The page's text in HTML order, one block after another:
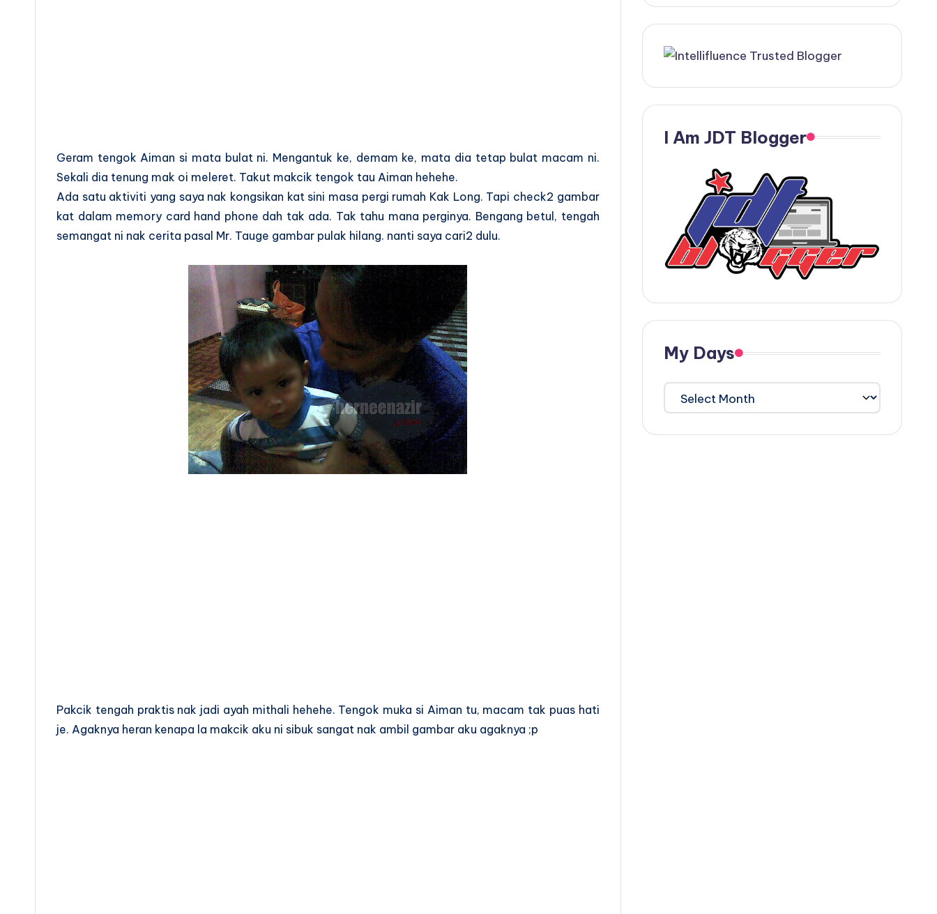
Geram tengok Aiman si mata bulat ni. Mengantuk ke, demam ke, mata dia tetap bulat macam ni.
Sekali dia tenung mak oi meleret. Takut makcik tengok tau Aiman hehehe.
Ada satu aktiviti yang saya nak kongsikan kat sini masa pergi rumah Kak Long. Tapi check2 gambar
kat dalam memory card hand phone dah tak ada. Tak tahu mana perginya. Bengang betul, tengah
semangat ni nak cerita pasal Mr. Tauge gambar pulak hilang. nanti saya cari2 dulu.
Pakcik tengah praktis nak jadi ayah mithali hehehe. Tengok muka si Aiman tu, macam tak puas hati
je. Agaknya heran kenapa la makcik aku ni sibuk sangat nak ambil gambar aku agaknya ;p
I Am JDT Blogger
My Days
Days